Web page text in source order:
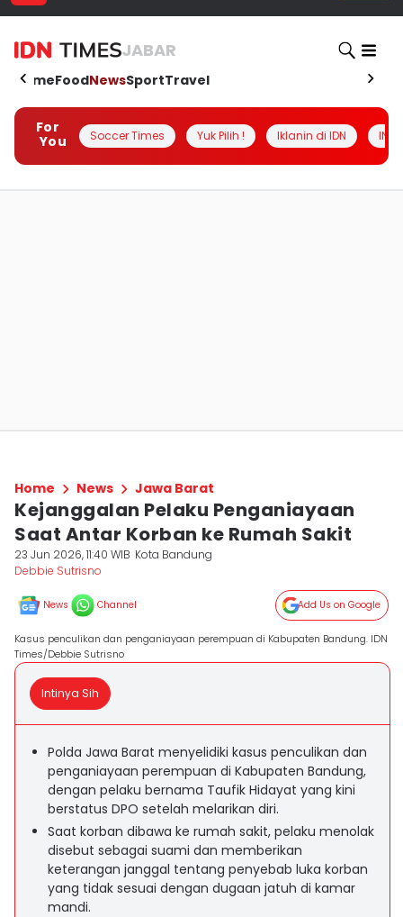
JABAR
HomeFoodNewsSportTravel
For
You
Soccer Times Yuk Pilih ! Iklanin di IDN
Home News Jawa Barat
Kejanggalan Pelaku Penganiayaan
Saat Antar Korban ke Rumah Sakit
23 Jun 2026, 11:40 WIB Kota Bandung
Debbie Sutrisno
News Channel Add Us on Google
Kasus penculikan dan penganiayaan perempuan di Kabupaten Bandung. IDN
Times/Debbie Sutrisno
Intinya Sih
Polda Jawa Barat menyelidiki kasus penculikan dan
penganiayaan perempuan di Kabupaten Bandung,
dengan pelaku bernama Taufik Hidayat yang kini
berstatus DPO setelah melarikan diri.
Saat korban dibawa ke rumah sakit, pelaku menolak
disebut sebagai suami dan memberikan
keterangan janggal tentang penyebab luka korban
yang tidak sesuai dengan dugaan jatuh di kamar
mandi.